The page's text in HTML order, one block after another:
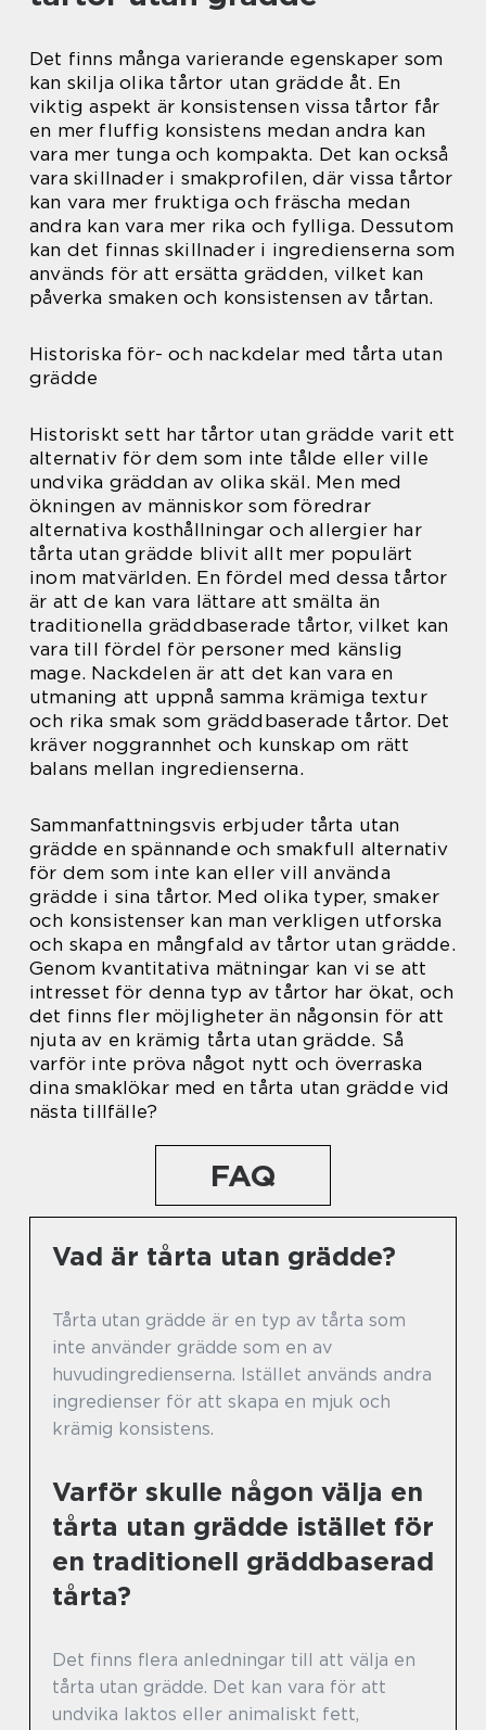
Det finns många varierande egenskaper som
kan skilja olika tårtor utan grädde åt. En
viktig aspekt är konsistensen vissa tårtor får
en mer fluffig konsistens medan andra kan
vara mer tunga och kompakta. Det kan också
vara skillnader i smakprofilen, där vissa tårtor
kan vara mer fruktiga och fräscha medan
andra kan vara mer rika och fylliga. Dessutom
kan det finnas skillnader i ingredienserna som
används för att ersätta grädden, vilket kan
påverka smaken och konsistensen av tårtan.
Historiska för- och nackdelar med tårta utan
grädde
Historiskt sett har tårtor utan grädde varit ett
alternativ för dem som inte tålde eller ville
undvika gräddan av olika skäl. Men med
ökningen av människor som föredrar
alternativa kosthållningar och allergier har
tårta utan grädde blivit allt mer populärt
inom matvärlden. En fördel med dessa tårtor
är att de kan vara lättare att smälta än
traditionella gräddbaserade tårtor, vilket kan
vara till fördel för personer med känslig
mage. Nackdelen är att det kan vara en
utmaning att uppnå samma krämiga textur
och rika smak som gräddbaserade tårtor. Det
kräver noggrannhet och kunskap om rätt
balans mellan ingredienserna.
Sammanfattningsvis erbjuder tårta utan
grädde en spännande och smakfull alternativ
för dem som inte kan eller vill använda
grädde i sina tårtor. Med olika typer, smaker
och konsistenser kan man verkligen utforska
och skapa en mångfald av tårtor utan grädde.
Genom kvantitativa mätningar kan vi se att
intresset för denna typ av tårtor har ökat, och
det finns fler möjligheter än någonsin för att
njuta av en krämig tårta utan grädde. Så
varför inte pröva något nytt och överraska
dina smaklökar med en tårta utan grädde vid
nästa tillfälle?
FAQ
Vad är tårta utan grädde?
Tårta utan grädde är en typ av tårta som
inte använder grädde som en av
huvudingredienserna. Istället används andra
ingredienser för att skapa en mjuk och
krämig konsistens.
Varför skulle någon välja en
tårta utan grädde istället för
en traditionell gräddbaserad
tårta?
Det finns flera anledningar till att välja en
tårta utan grädde. Det kan vara för att
undvika laktos eller animaliskt fett,